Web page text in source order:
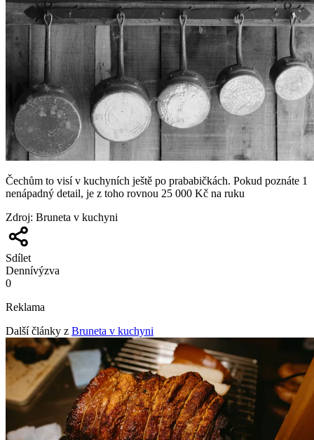
Čechům to visí v kuchyních ještě po prababičkách. Pokud poznáte 1
nenápadný detail, je z toho rovnou 25 000 Kč na ruku
Zdroj: Bruneta v kuchyni
Sdílet
Dennívýzva
0
Reklama
Další články z Bruneta v kuchyni